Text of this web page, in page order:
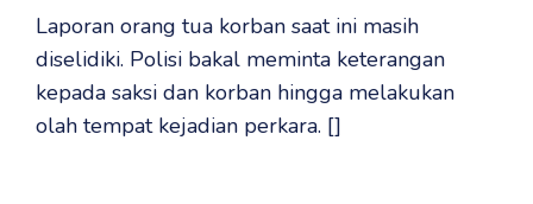
Laporan orang tua korban saat ini masih
diselidiki. Polisi bakal meminta keterangan
kepada saksi dan korban hingga melakukan
olah tempat kejadian perkara. []